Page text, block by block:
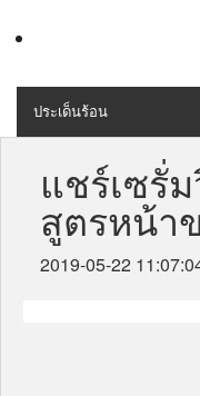
ประเด็นร้อน
เครื่องสำอางค์
ลดความอ้วน
แชร์เซรั่
สูตรหน้า
2019-05-22